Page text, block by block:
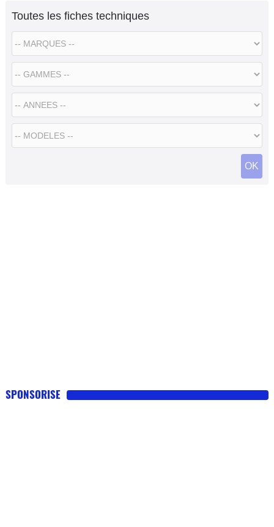
Toutes les fiches techniques
SPONSORISE